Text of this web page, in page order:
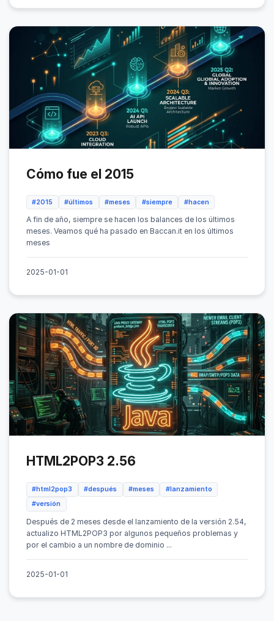
Cómo fue el 2015
#2015 #últimos #meses #siempre #hacen
A fin de año, siempre se hacen los balances de los últimos
meses. Veamos qué ha pasado en Baccan.it en los últimos
meses
2025-01-01
HTML2POP3 2.56
#html2pop3 #después #meses
#lanzamiento
#versión
Después de 2 meses desde el lanzamiento de la versión 2.54,
actualizo HTML2POP3 por algunos pequeños problemas y
por el cambio a un nombre de dominio ...
2025-01-01